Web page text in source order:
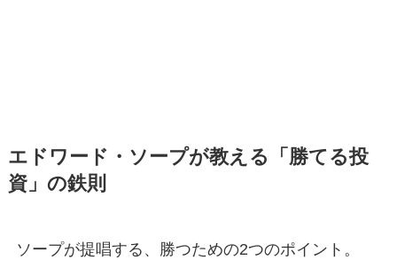
エドワード・ソープが教える「勝てる投
資」の鉄則
ソープが提唱する、勝つための2つのポイント。